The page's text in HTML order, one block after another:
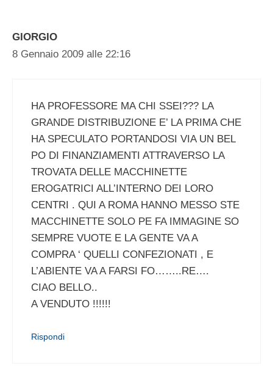
GIORGIO
8 Gennaio 2009 alle 22:16
HA PROFESSORE MA CHI SSEI??? LA
GRANDE DISTRIBUZIONE E’ LA PRIMA CHE
HA SPECULATO PORTANDOSI VIA UN BEL
PO DI FINANZIAMENTI ATTRAVERSO LA
TROVATA DELLE MACCHINETTE
EROGATRICI ALL’INTERNO DEI LORO
CENTRI . QUI A ROMA HANNO MESSO STE
MACCHINETTE SOLO PE FA IMMAGINE SO
SEMPRE VUOTE E LA GENTE VA A
COMPRA ‘ QUELLI CONFEZIONATI , E
L’ABIENTE VA A FARSI FO……..RE….
CIAO BELLO..
A VENDUTO !!!!!!
Rispondi